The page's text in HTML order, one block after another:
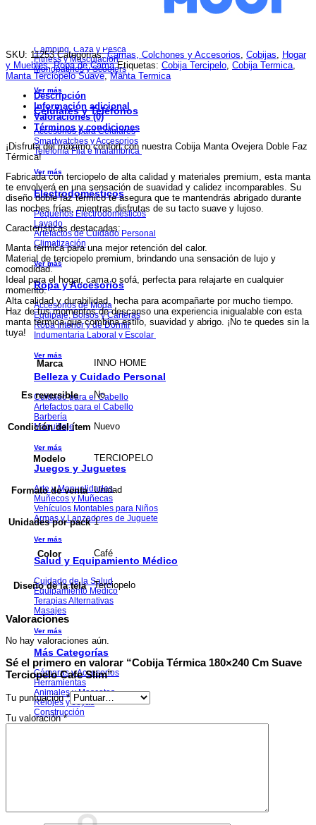
Camping, Caza y Pesca
Fitness y Musculación
Monopatines y Scooters
Ver más
Celulares y Teléfonos
Accesorios para Celulares
Smartwatches y Accesorios
Telefonía Fija e Inalámbrica
Ver más
Electrodomésticos
Pequeños Electrodomésticos
Lavado
Artefactos de Cuidado Personal
Climatización
Ver más
Ropa y Accesorios
Accesorios de Moda
Equipaje, Bolsos y Carteras
Ropa Interior y de Dormir
Indumentaria Laboral y Escolar
Ver más
Belleza y Cuidado Personal
Cuidado para el Cabello
Artefactos para el Cabello
Barbería
Maquillaje
Ver más
Juegos y Juguetes
Arte y Manualidades
Muñecos y Muñecas
Vehículos Montables para Niños
Armas y Lanzadores de Juguete
Ver más
Salud y Equipamiento Médico
Cuidado de la Salud
Equipamiento Médico
Terapias Alternativas
Masajes
Ver más
Más Categorías
Cámaras y Accesorios
Herramientas
Animales y Mascotas
Relojes y Joyas
Construcción
SKU: 11253 Categorías:Camas, Colchones y Accesorios Cobijas
Hogar
y Muebles,Ropa de Cama Etiquetas: Cobija Tercipelo Cobija Termica
Manta Terciopelo Suave,Manta Termica
Descripción
Información adicional
Valoraciones (0)
Términos y condiciones
¡Disfruta del máximo confort con nuestra Cobija Manta Ovejera Doble Faz
Térmica!
Fabricada con terciopelo de alta calidad y materiales premium, esta manta
te envolverá en una sensación de suavidad y calidez incomparables. Su
diseño doble faz térmico te asegura que te mantendrás abrigado durante
las noches frías, mientras disfrutas de su tacto suave y lujoso.
Características destacadas:
Manta térmica para una mejor retención del calor.
Material de terciopelo premium, brindando una sensación de lujo y
comodidad.
Ideal para el hogar, cama o sofá, perfecta para relajarte en cualquier
momento.
Alta calidad y durabilidad, hecha para acompañarte por mucho tiempo.
Haz de tus momentos de descanso una experiencia inigualable con esta
manta térmica que combina estilo, suavidad y abrigo. ¡No te quedes sin la
tuya!
Marca INNO HOME
Es reversible No
Condición del ítem Nuevo
Modelo TERCIOPELO
Formato de venta Unidad
Unidades por pack 1
Color Café
Diseño de la tela Terciopelo
Valoraciones
No hay valoraciones aún.
Sé el primero en valorar “Cobija Térmica 180×240 Cm Suave
Terciopelo Cafe Slim”
Tu puntuación*
Tu valoración*